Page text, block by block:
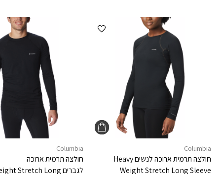
הוספה למועדפים
Columbia
חולצה תרמית ארוכה לנשיםHeavy
Weight Stretch Long Sleeve
Columbia
חולצה תרמית ארוכה
לגבריםStretch Long